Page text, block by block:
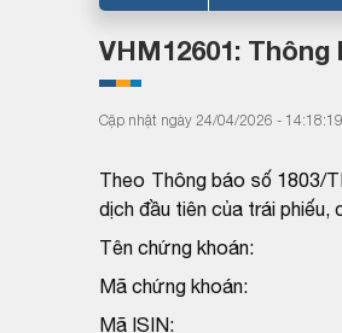
VHM12601:
Cập nhật ngày 24/04/2026 - 14:18:19
Theo Thông báo số 1803/
dịch đầu tiên của trái phiếu,
Tên chứng khoán:
Mã chứng khoán:
Mã ISIN: